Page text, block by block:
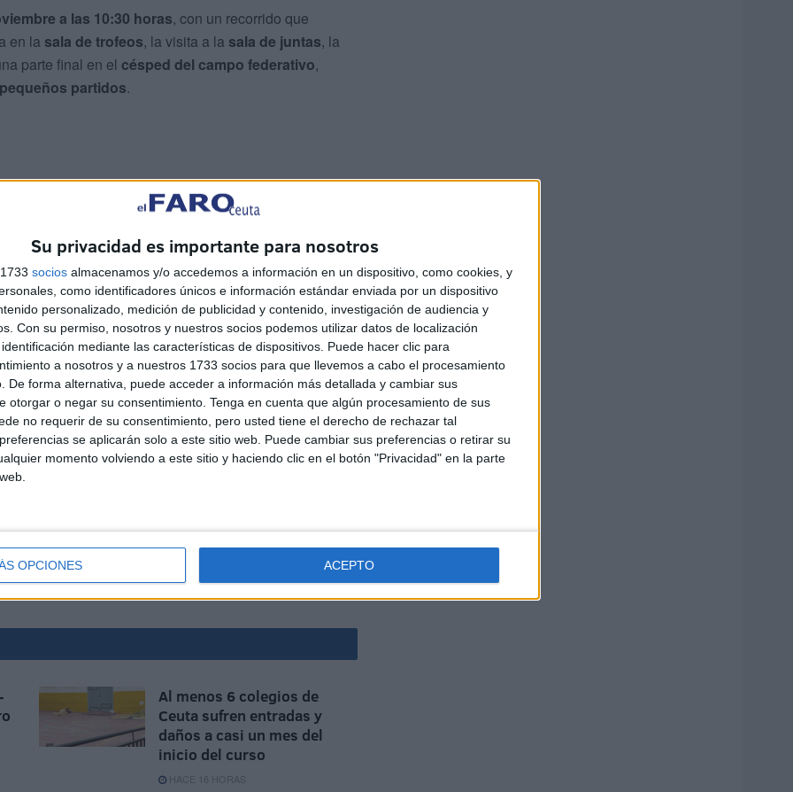
Su privacidad es importante para nosotros
socios almacenamos y/o accedemos a información en un dispositivo, como cookies, y
como identificadores únicos e información estándar enviada por un dispositivo
personalizado, medición de publicidad y contenido, investigación de audiencia y
Con su permiso, nosotros y nuestros socios podemos utilizar datos de localización
mediante las características de dispositivos. Puede hacer clic para
a nosotros y a nuestros 1733 socios para que llevemos a cabo el procesamiento
De forma alternativa, puede acceder a información más detallada y cambiar sus
otorgar o negar su consentimiento. Tenga en cuenta que algún procesamiento de sus
no requerir de su consentimiento, pero usted tiene el derecho de rechazar tal
se aplicarán solo a este sitio web. Puede cambiar sus preferencias o retirar su
momento volviendo a este sitio y haciendo clic en el botón "Privacidad" en la parte
OPCIONES ACEPTO
a las 10:30 horas, con un recorrido que
en la sala de trofeos, la visita a la sala de juntas, la
parte final en el césped del campo federativo,
partidos.
del programa educativo, pretende acercar el fútbol a
de valores, reforzando el compromiso de la RFFCE
base en Ceuta.
través de guías y visitas entre los más pequeños de
no solo deportivas
Al menos 6 colegios de
Ceuta sufren entradas y
daños a casi un mes del
inicio del curso
HACE 16 HORAS